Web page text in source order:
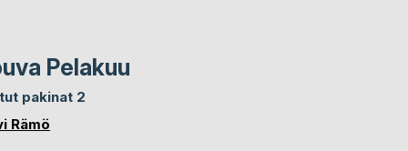
Pelakuu
pakinat 2
Rämö